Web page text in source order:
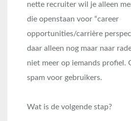
nette recruiter wil je alleen
die openstaan voor “career
opportunities/carrière
daar alleen nog maar naar
niet meer op iemands profiel.
spam voor gebruikers.
Wat is de volgende stap?